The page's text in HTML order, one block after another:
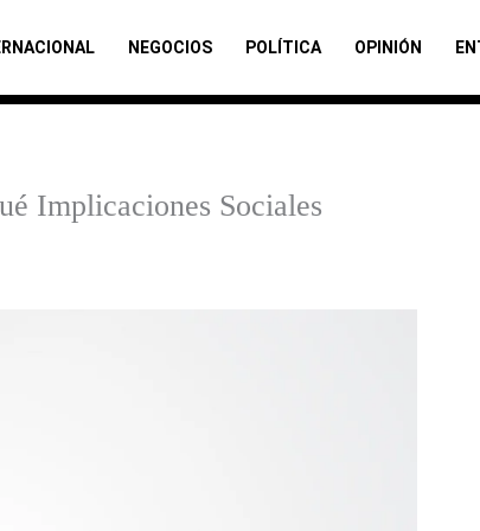
NEGOCIOS POLÍTICA OPINIÓN
Implicaciones Sociales